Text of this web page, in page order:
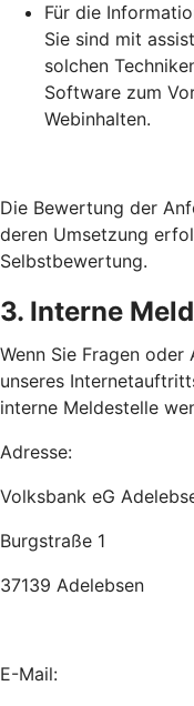
Für die
Sie sind mit
solchen
Software zum
Webinhalten.
Die Bewertung der
deren Umsetzung
Selbstbewertung.
3. Interne
Wenn Sie Fragen
unseres
interne Meldestelle
Adresse:
Volksbank eG
Burgstraße 1
37139 Adelebsen
E-Mail: